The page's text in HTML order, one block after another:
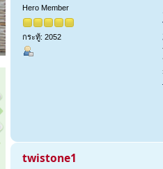
Hero Member
กระทู้: 2052
twistone1